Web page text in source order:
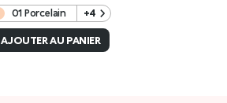
01 Porcelain +4
AJOUTER AU PANIER